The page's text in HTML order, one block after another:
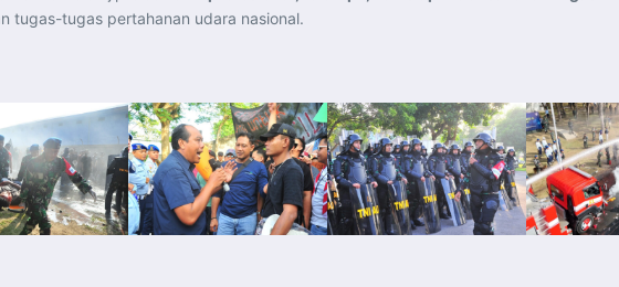
tugas-tugas pertahanan udara nasional.